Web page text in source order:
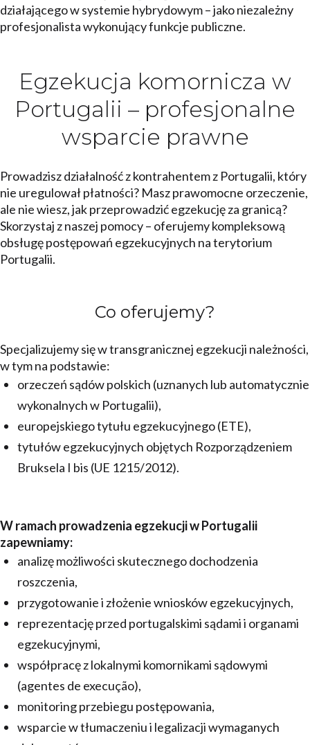
działającego w systemie hybrydowym – jako niezależny
profesjonalista wykonujący funkcje publiczne.
Egzekucja komornicza w
Portugalii – profesjonalne
wsparcie prawne
Prowadzisz działalność z kontrahentem z Portugalii, który
nie uregulował płatności? Masz prawomocne orzeczenie,
ale nie wiesz, jak przeprowadzić egzekucję za granicą?
Skorzystaj z naszej pomocy – oferujemy kompleksową
obsługę postępowań egzekucyjnych na terytorium
Portugalii.
Co oferujemy?
Specjalizujemy się w transgranicznej egzekucji należności,
w tym na podstawie:
orzeczeń sądów polskich (uznanych lub automatycznie
wykonalnych w Portugalii),
europejskiego tytułu egzekucyjnego (ETE),
tytułów egzekucyjnych objętych Rozporządzeniem
Bruksela I bis (UE 1215/2012).
W ramach prowadzenia egzekucji w Portugalii
zapewniamy:
analizę możliwości skutecznego dochodzenia
roszczenia,
przygotowanie i złożenie wniosków egzekucyjnych,
reprezentację przed portugalskimi sądami i organami
egzekucyjnymi,
współpracę z lokalnymi komornikami sądowymi
(agentes de execução),
monitoring przebiegu postępowania,
wsparcie w tłumaczeniu i legalizacji wymaganych